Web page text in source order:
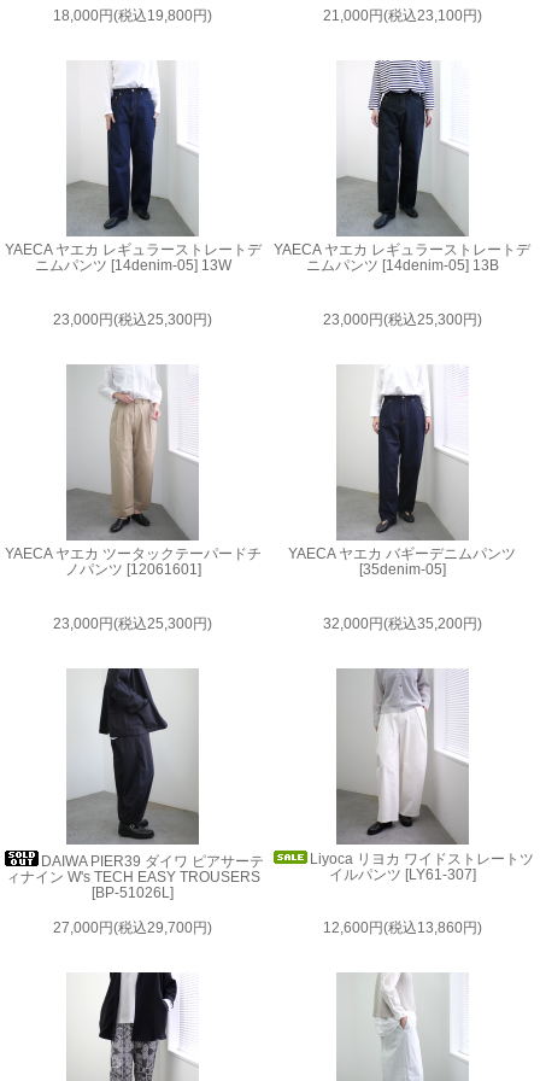
18,000円(税込19,800円) 21,000円(税込23,100円)
YAECA ヤエカ レギュラーストレートデ
ニムパンツ [14denim-05] 13W
23,000円(税込25,300円)
YAECA ヤエカ レギュラーストレートデ
ニムパンツ [14denim-05] 13B
23,000円(税込25,300円)
YAECA ヤエカ ツータックテーパードチ
ノパンツ [12061601]
23,000円(税込25,300円)
YAECA ヤエカ バギーデニムパンツ
[35denim-05]
32,000円(税込35,200円)
DAIWA PIER39 ダイワ ピアサーテ
ィナイン W's TECH EASY TROUSERS
[BP-51026L]
27,000円(税込29,700円)
Liyoca リヨカ ワイドストレートツ
イルパンツ [LY61-307]
12,600円(税込13,860円)